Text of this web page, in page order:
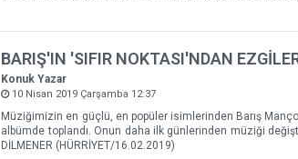
BARIŞ'IN 'SIFIR NOKTASI'NDAN
Konuk Yazar
10 Nisan 2019 Çarşamba 12:37
Müziğimizin en güçlü, en popüler isimlerinden Barış
albümde toplandı. Onun daha ilk günlerinden müziği
DİLMENER (HÜRRİYET/16.02.2019)